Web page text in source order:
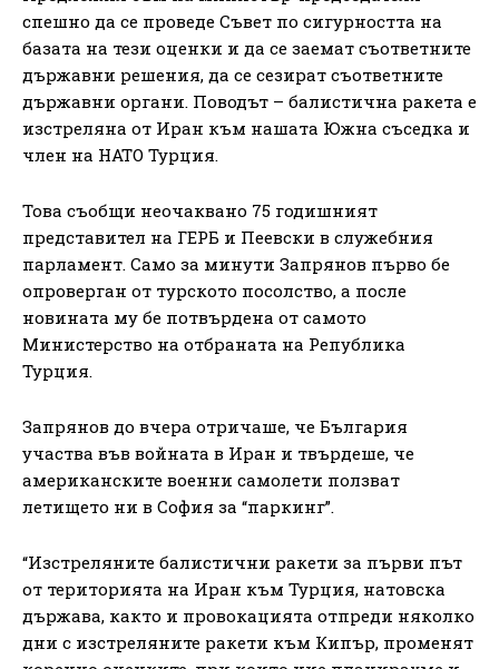
спешно да се проведе Съвет по сигурността на
базата на тези оценки и да се заемат съответните
държавни решения, да се сезират съответните
държавни органи. Поводът – балистична ракета е
изстреляна от Иран към нашата Южна съседка и
член на НАТО Турция.
Това съобщи неочаквано 75 годишният
представител на ГЕРБ и Пеевски в служебния
парламент. Само за минути Запрянов първо бе
опроверган от турското посолство, а после
новината му бе потвърдена от самото
Министерство на отбраната на Република
Турция.
Запрянов до вчера отричаше, че България
участва във войната в Иран и твърдеше, че
американските военни самолети ползват
летището ни в София за “паркинг”.
“Изстреляните балистични ракети за първи път
от територията на Иран към Турция, натовска
държава, както и провокацията отпреди няколко
дни с изстреляните ракети към Кипър, променят